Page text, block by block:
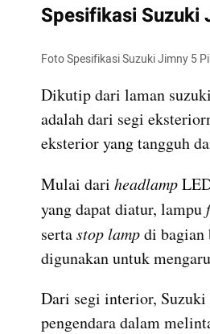
Spesifikasi Suzuki
Foto Spesifikasi Suzuki Jimny 5
Dikutip dari laman
adalah dari segi
eksterior yang tangguh
Mulai dari headlamp
yang dapat diatur, lampu
serta stop lamp di bagian
digunakan untuk
Dari segi interior,
pengendara dalam